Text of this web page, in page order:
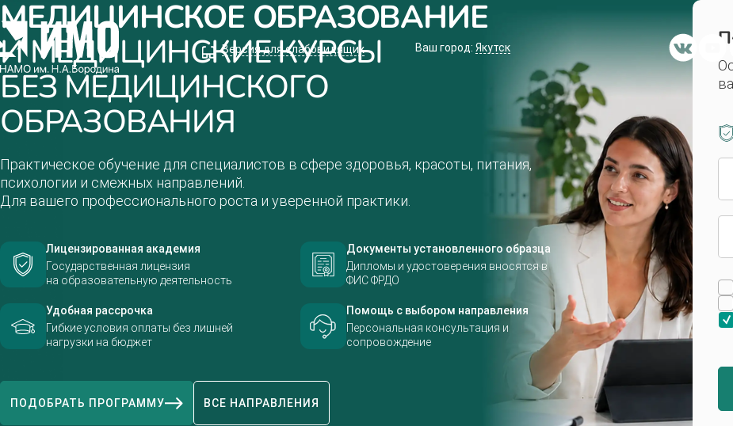
Версия для слабовидящих Ваш город:Якутск
МЕДИЦИНСКОЕ ОБРАЗОВАНИЕ
И МЕДИЦИНСКИЕ КУРСЫ
БЕЗ МЕДИЦИНСКОГО
ОБРАЗОВАНИЯ
Практическое обучение для специалистов в сфере здоровья, красоты, питания,
психологии и смежных направлений.
Для вашего профессионального роста и уверенной практики.
Лицензированная академия
Государственная лицензия
на образовательную деятельность
Документы установленного образца
Дипломы и удостоверения вносятся в
ФИС ФРДО
Удобная рассрочка
Гибкие условия оплаты без лишней
нагрузки на бюджет
Помощь с выбором направления
Персональная консультация и
сопровождение
ПОДОБРАТЬ ПРОГРАММУ ВСЕ НАПРАВЛЕНИЯ